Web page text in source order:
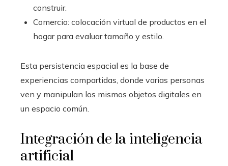
construir.
Comercio: colocación virtual de productos en el
hogar para evaluar tamaño y estilo.
Esta persistencia espacial es la base de
experiencias compartidas, donde varias personas
ven y manipulan los mismos objetos digitales en
un espacio común.
Integración de la inteligencia
artificial